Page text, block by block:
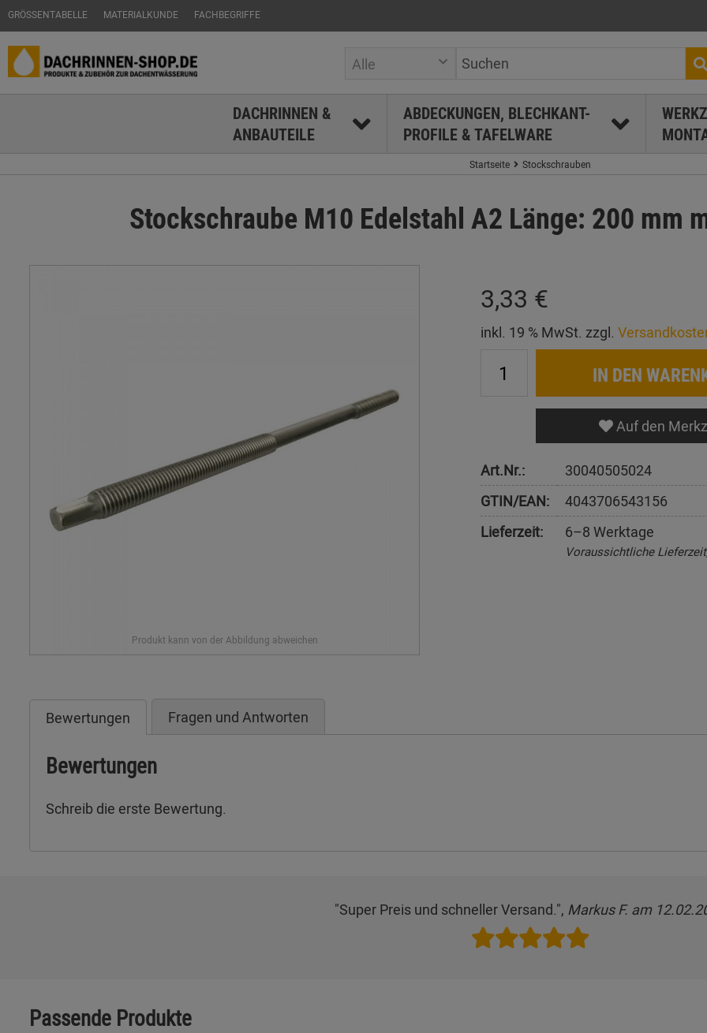
GRÖSSENTABELLE MATERIALKUNDE FACHBEGRIFFE
Alle
DACHRINNEN &
ANBAUTEILE
ABDECKUNGEN, BLECHKANT-
PROFILE & TAFELWARE
Startseite Stockschrauben
Stockschraube M10 Edelstahl A2 Länge: 200 mm
3,33 €
inkl. 19 % MwSt. zzgl.
IN DEN
Auf den
Art.Nr.:
30040505024
GTIN/EAN:
4043706543156
Lieferzeit:
6–8 Werktage
Voraussichtliche
Bewertungen Fragen und Antworten
Bewertungen
Schreib die erste Bewertung.
"Super Preis und schneller Versand.", Markus F. am
Passende Produkte